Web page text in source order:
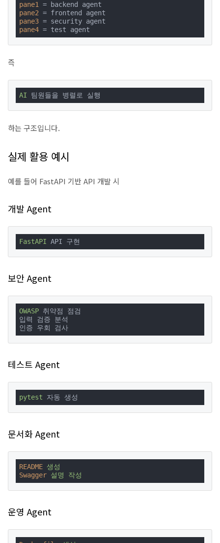
pane1
pane2
pane3
pane4 = test agent
즉
AI 팀원들을 병렬로 실행
하는 구조입니다.
실제 활용 예시
예를 들어 FastAPI 기반 API 개발 시
개발 Agent
FastAPI API 구현
보안 Agent
OWASP 취약점 점검
입력 검증 분석
인증 우회 검사
테스트 Agent
pytest 자동 생성
문서화 Agent
README 생성
Swagger 설명 작성
운영 Agent